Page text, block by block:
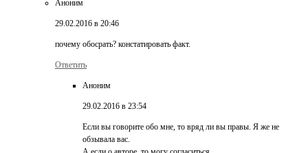
Аноним
29.02.2016 в 20:46
почему обосрать? констатировать факт.
Ответить
Аноним
29.02.2016 в 23:54
Если вы говорите обо мне, то вряд ли вы правы. Я же не
обзывала вас.